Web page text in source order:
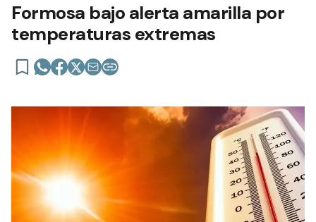
Formosa bajo alerta amarilla por
temperaturas extremas